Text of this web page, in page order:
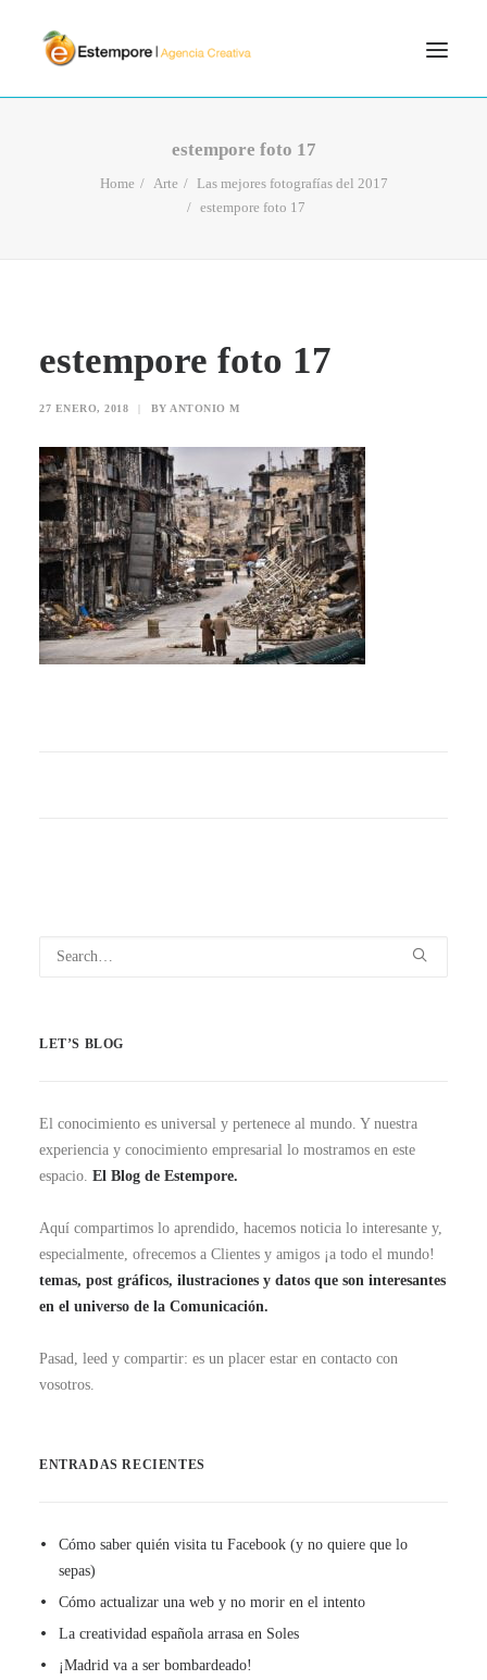
estempore foto 17
Home Arte
Las mejores fotografías del 2017
estempore foto 17
estempore foto 17
27 ENERO, 2018 | BY ANTONIO M
LET’S BLOG
El conocimiento es universal y pertenece al mundo. Y nuestra
experiencia y conocimiento empresarial lo mostramos en este
espacio. El Blog de Estempore.
Aquí compartimos lo aprendido, hacemos noticia lo interesante y,
especialmente, ofrecemos a Clientes y amigos ¡a todo el mundo!
temas, post gráficos, ilustraciones y datos que son interesantes
en el universo de la Comunicación.
Pasad, leed y compartir: es un placer estar en contacto con
vosotros.
ENTRADAS RECIENTES
Cómo saber quién visita tu Facebook (y no quiere que lo
sepas)
Cómo actualizar una web y no morir en el intento
La creatividad española arrasa en Soles
¡Madrid va a ser bombardeado!